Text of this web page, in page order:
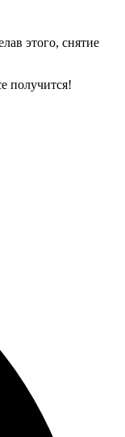
этого, снятие
получится!